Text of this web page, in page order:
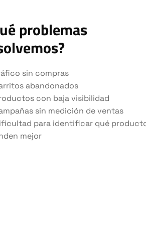
problemas
sin compras
abandonados
con baja visibilidad
sin medición de ventas
para identificar qué
mejor